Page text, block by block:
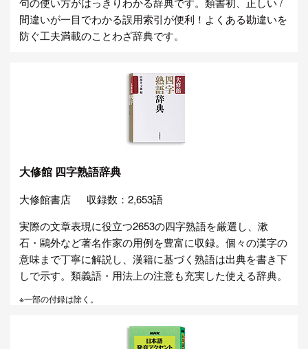
間違いが一目でわかる誤用索引が便利！よくある勘違いを
防ぐ工夫満載のことわざ辞典です。
大修館 四字熟語辞典
大修館書店
収録数：2,653語
実際の文章表現に役立つ2653の四字熟語を厳選し、漱
石・鷗外など著名作家の用例を豊富に収録。個々の漢字の
意味まで丁寧に解説し、漢籍に基づく熟語は出典を書き下
しで示す。類義語・用法上の注意も充実した使える辞典。
※一部の付録は除く。